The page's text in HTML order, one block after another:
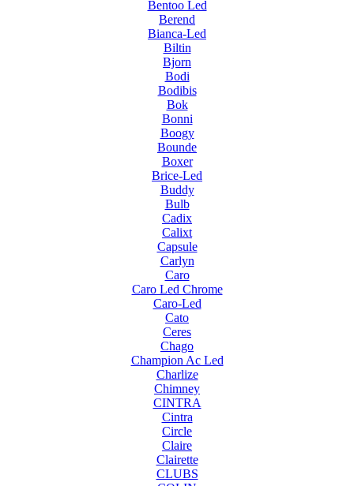
Bentoo Led
Berend
Bianca-Led
Biltin
Bjorn
Bodi
Bodibis
Bok
Bonni
Boogy
Bounde
Boxer
Brice-Led
Buddy
Bulb
Cadix
Calixt
Capsule
Carlyn
Caro
Caro Led Chrome
Caro-Led
Cato
Ceres
Chago
Champion Ac Led
Charlize
Chimney
CINTRA
Cintra
Circle
Claire
Clairette
CLUBS